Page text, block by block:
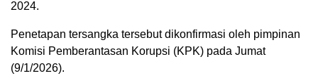
2024.
Penetapan tersangka tersebut dikonfirmasi oleh pimpinan
Komisi Pemberantasan Korupsi (KPK) pada Jumat
(9/1/2026).